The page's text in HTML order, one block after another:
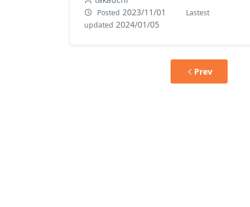
Posted 2023/11/01
Lastest
updated 2024/01/05
Prev